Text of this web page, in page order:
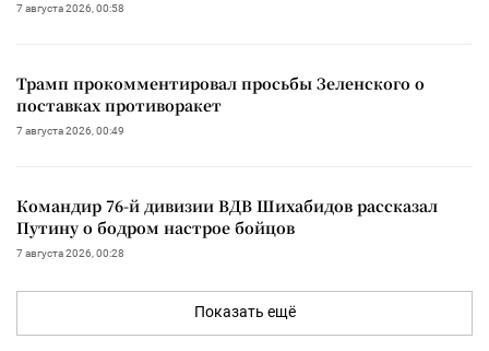
7 августа 2026, 00:58
Трамп прокомментировал просьбы Зеленского о
поставках противоракет
7 августа 2026, 00:49
Командир 76-й дивизии ВДВ Шихабидов рассказал
Путину о бодром настрое бойцов
7 августа 2026, 00:28
Показать ещё